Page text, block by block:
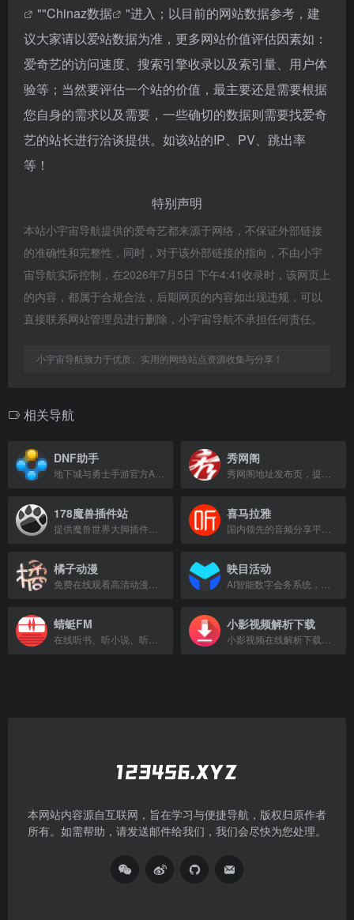
""Chinaz数据
"进入；以目前的网站数据参考，建
议大家请以爱站数据为准，更多网站价值评估因素如：
爱奇艺的访问速度、搜索引擎收录以及索引量、用户体
验等；当然要评估一个站的价值，最主要还是需要根据
您自身的需求以及需要，一些确切的数据则需要找爱奇
艺的站长进行洽谈提供。如该站的IP、PV、跳出率
等！
特别声明
本站小宇宙导航提供的爱奇艺都来源于网络，不保证外部链接
的准确性和完整性，同时，对于该外部链接的指向，不由小宇
宙导航实际控制，在2026年7月5日 下午4:41收录时，该网页上
的内容，都属于合规合法，后期网页的内容如出现违规，可以
直接联系网站管理员进行删除，小宇宙导航不承担任何责任。
小宇宙导航致力于优质、实用的网络站点资源收集与分享！
相关导航
DNF助手 秀网阁
178魔兽插件站 喜马拉雅
橘子动漫 映目活动
蜻蜓FM 小影视频解析下载
本网站内容源自互联网，旨在学习与便捷导航，版权归原作者
所有。如需帮助，请发送邮件给我们，我们会尽快为您处理。